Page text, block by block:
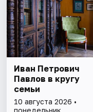
Иван Петрович
Павлов в кругу
семьи
10 августа 2026 •